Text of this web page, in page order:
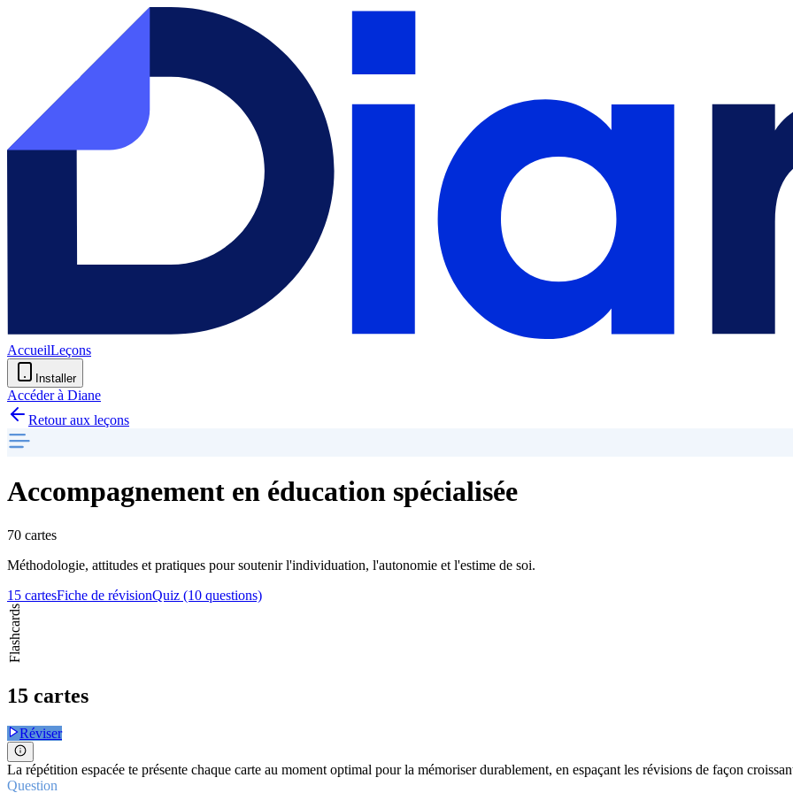
AccueilLeçons
Installer
Accéder à Diane
Retour aux leçons
Accompagnement en éducation spécialisée
70 cartes
Méthodologie, attitudes et pratiques pour soutenir l'individuation, l'autonomie et l'estime de soi.
15 cartesFiche de révisionQuiz (10 questions)
Flashcards
15 cartes
Réviser
La répétition espacée te présente chaque carte au moment optimal pour la mémoriser durablement, en espaçant les révisions de façon
Question